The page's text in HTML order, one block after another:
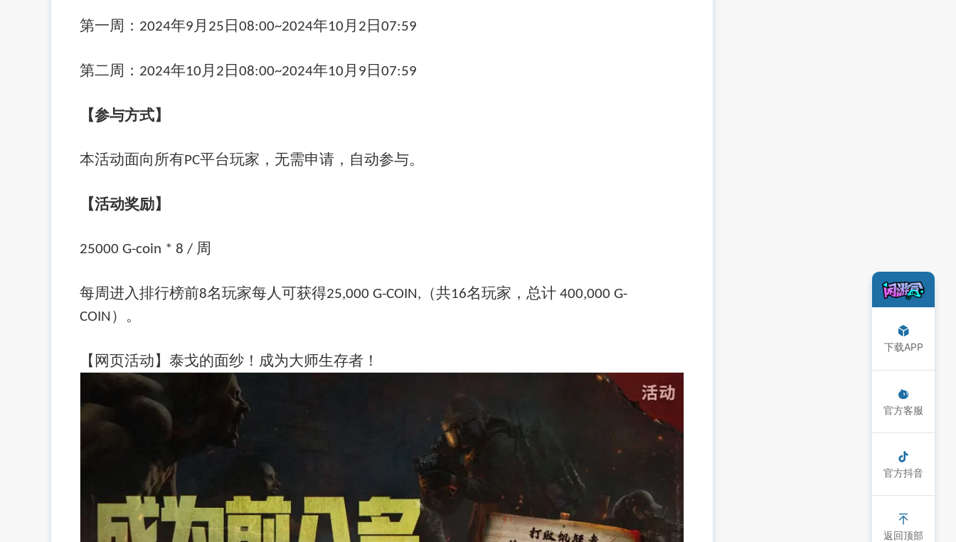
第一周： 2024年9月 25 日 08:00~2024年10月 2 日 07:59
第二周： 2024年10月 2 日 08:00~2024年10月 9 日 07:59
【参与方式】
本活动面向所有PC平台玩家，无需申请，自动参与。
【活动奖励】
25000 G-coin * 8 / 周
每周进入排行榜前8名玩家每人可获得25,000 G-COIN, （共16名玩家，总计 400,000 G-
COIN ）。
【网页活动】泰戈的面纱！成为大师生存者！
下载APP
官方客服
官方抖音
返回顶部